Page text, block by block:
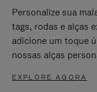
Personalize sua
tags, rodas e alças
adicione um toque
nossas alças
EXPLORE AGORA